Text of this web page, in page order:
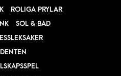
ROLIGA PRYLAR
SOL & BAD